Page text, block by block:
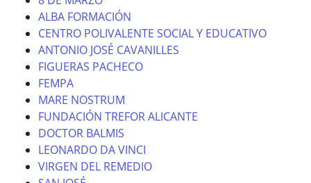
ALBA FORMACIÓN
CENTRO POLIVALENTE SOCIAL Y EDUCATIVO
ANTONIO JOSÉ CAVANILLES
FIGUERAS PACHECO
FEMPA
MARE NOSTRUM
FUNDACIÓN TREFOR ALICANTE
DOCTOR BALMIS
LEONARDO DA VINCI
VIRGEN DEL REMEDIO